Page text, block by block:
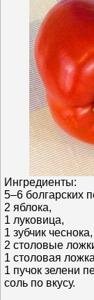
Ингредиенты:
5–6 болгарских
2 яблока,
1 луковица,
1 зубчик чеснока,
2 столовые
1 столовая
1 пучок зелени
соль по вкусу.